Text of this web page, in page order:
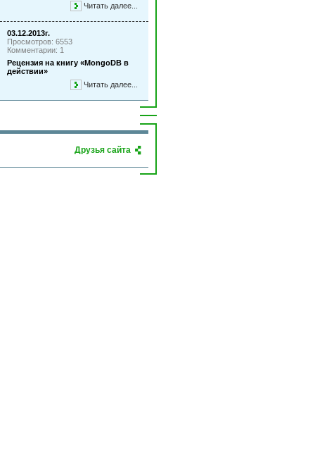
Читать далее...
03.12.2013г.
Просмотров: 6553
Комментарии: 1
Рецензия на книгу «MongoDB в
действии»
Читать далее...
Друзья сайта